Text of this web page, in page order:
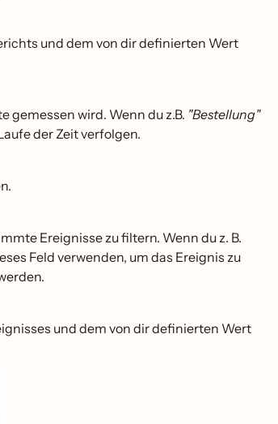
und dem von dir definierten Wert
gemessen wird. Wenn du z.B. "Bestellung"
der Zeit verfolgen.
Ereignisse zu filtern. Wenn du z. B.
Feld verwenden, um das Ereignis zu
und dem von dir definierten Wert